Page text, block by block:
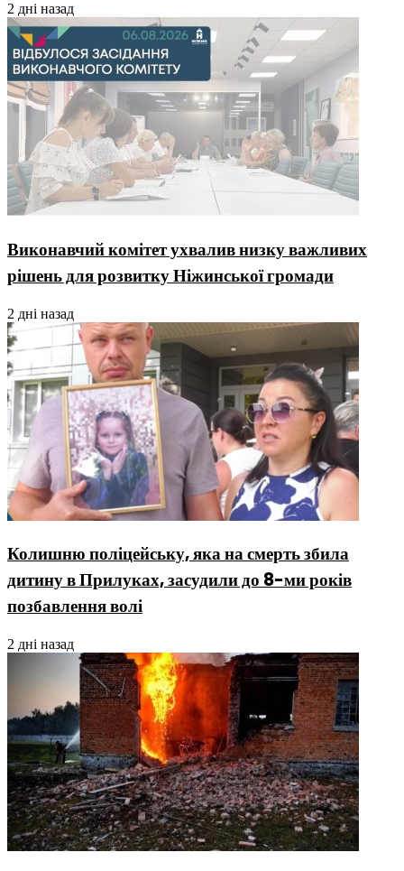
2 дні назад
Виконавчий комітет ухвалив низку важливих
рішень для розвитку Ніжинської громади
2 дні назад
Колишню поліцейську, яка на смерть збила
дитину в Прилуках, засудили до 8-ми років
позбавлення волі
2 дні назад